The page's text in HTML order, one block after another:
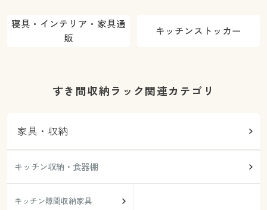
寝具・インテリア・家具通
販
キッチンストッカー
すき間収納ラック関連カテゴリ
家具・収納
キッチン収納・食器棚
キッチン隙間収納家具